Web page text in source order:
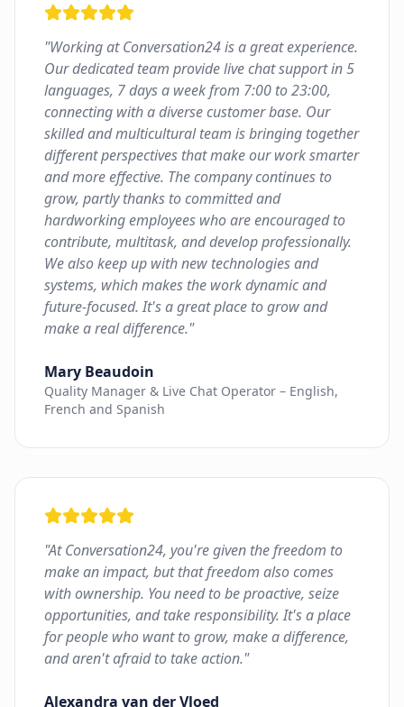
"Working at Conversation24 is a great experience.
Our dedicated team provide live chat support in 5
languages, 7 days a week from 7:00 to 23:00,
connecting with a diverse customer base. Our
skilled and multicultural team is bringing together
different perspectives that make our work smarter
and more effective. The company continues to
grow, partly thanks to committed and
hardworking employees who are encouraged to
contribute, multitask, and develop professionally.
We also keep up with new technologies and
systems, which makes the work dynamic and
future-focused. It's a great place to grow and
make a real difference."
Mary Beaudoin
Quality Manager & Live Chat Operator – English,
French and Spanish
"At Conversation24, you're given the freedom to
make an impact, but that freedom also comes
with ownership. You need to be proactive, seize
opportunities, and take responsibility. It's a place
for people who want to grow, make a difference,
and aren't afraid to take action."
Alexandra van der Vloed